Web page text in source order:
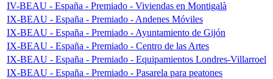
IV-BEAU - España - Premiado - Viviendas en Montigalà
IX-BEAU - España - Premiado - Andenes Móviles
IX-BEAU - España - Premiado - Ayuntamiento de Gijón
IX-BEAU - España - Premiado - Centro de las Artes
IX-BEAU - España - Premiado - Equipamientos Londres-Villarroel
IX-BEAU - España - Premiado - Pasarela para peatones